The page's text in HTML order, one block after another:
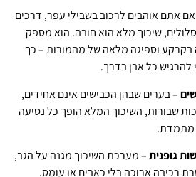
אתם אוהבים לרכוב בשבילי עפר, דרכים
שיכוך מלא הוא חובה. הוא מספק
בקרקע וספיגה מלאה של מהמורות – כך
כל אבן בדרך.
– בערים שבהן הכבישים אינם אחידים,
שבורות, השיכוך המלא הופך כל נסיעה
מתמדת.
גופנית– מערכת השיכוך מגנה על הגב,
רכיבה ארוכה בלי כאבים או עומס.